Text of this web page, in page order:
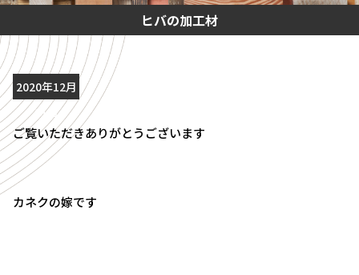
ヒバの加工材
2020年12月
11日
ご覧いただきありがとうございます
カネクの嫁です